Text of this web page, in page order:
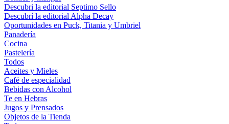
Descubri la editorial Septimo Sello
Descubrí la editorial Alpha Decay
Oportunidades en Puck, Titania y Umbriel
Panadería
Cocina
Pastelería
Todos
Aceites y Mieles
Café de especialidad
Bebidas con Alcohol
Te en Hebras
Jugos y Prensados
Objetos de la Tienda